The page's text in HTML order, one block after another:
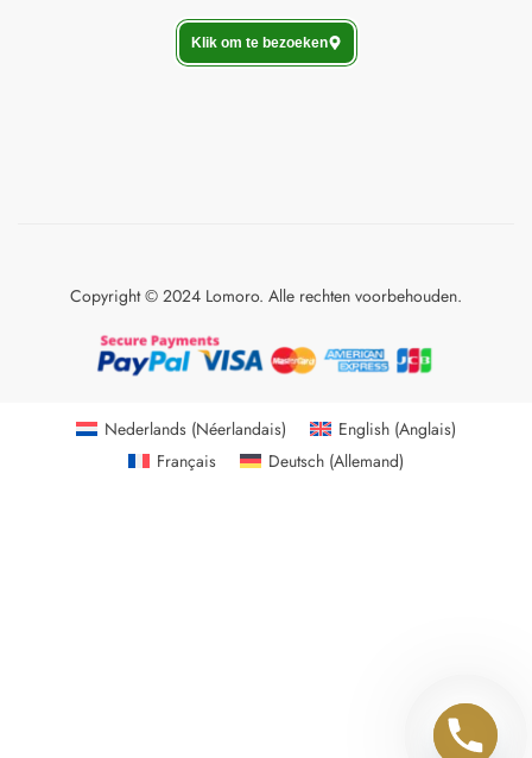
Klik om te bezoeken
Copyright © 2024 Lomoro. Alle rechten voorbehouden.
Nederlands (Néerlandais) English(Anglais)
Français
Deutsch(Allemand)